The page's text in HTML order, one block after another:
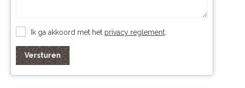
Ik ga akkoord met het privacy reglement.
Versturen